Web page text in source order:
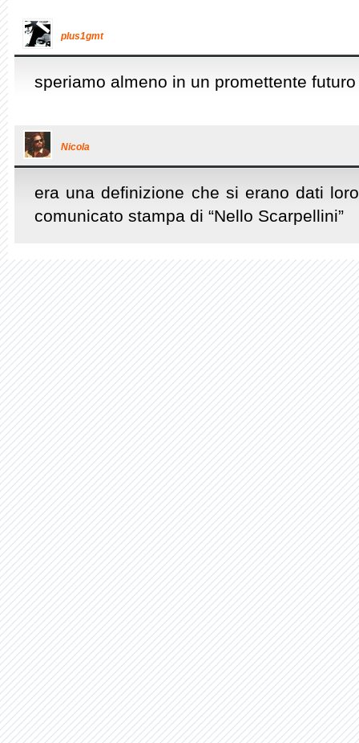
plus1gmt
speriamo almeno in un promettente
Nicola
era una definizione che si erano dati
comunicato stampa di “Nello Scarpellini”